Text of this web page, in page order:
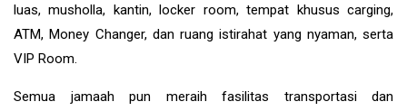
luas, musholla, kantin, locker room, tempat khusus carging,
ATM, Money Changer, dan ruang istirahat yang nyaman, serta
VIP Room.
Semua jamaah pun meraih fasilitas transportasi dan